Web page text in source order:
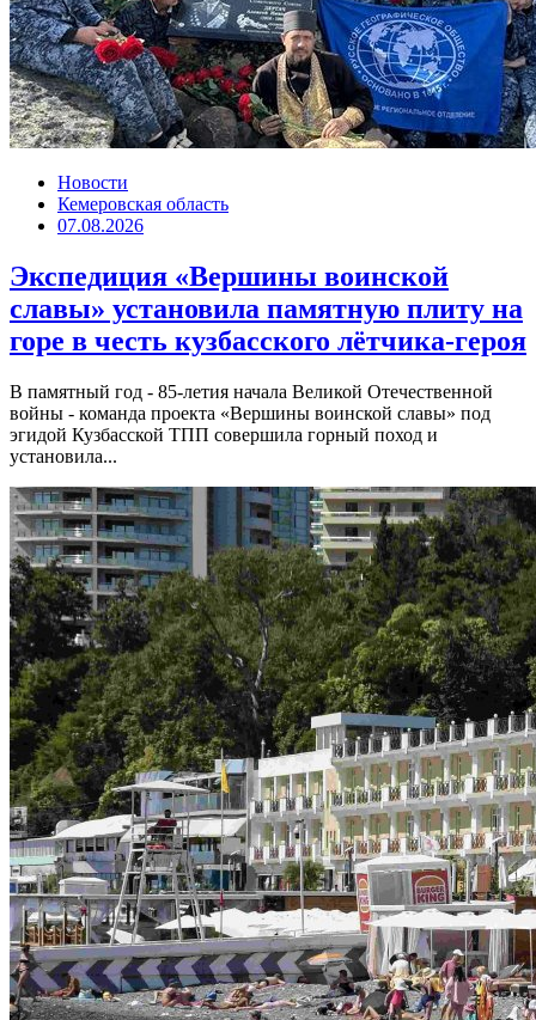
Новости
Кемеровская область
07.08.2026
Экспедиция «Вершины воинской
славы» установила памятную плиту на
горе в честь кузбасского лётчика-героя
В памятный год - 85-летия начала Великой Отечественной
войны - команда проекта «Вершины воинской славы» под
эгидой Кузбасской ТПП совершила горный поход и
установила...